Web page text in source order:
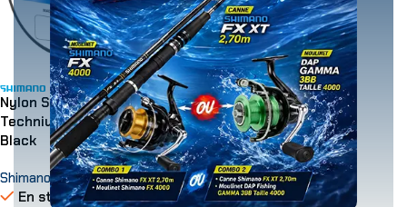
Nylon Sinking Shimano
Technium Invisitec 300m
Black
Shimano
En stock